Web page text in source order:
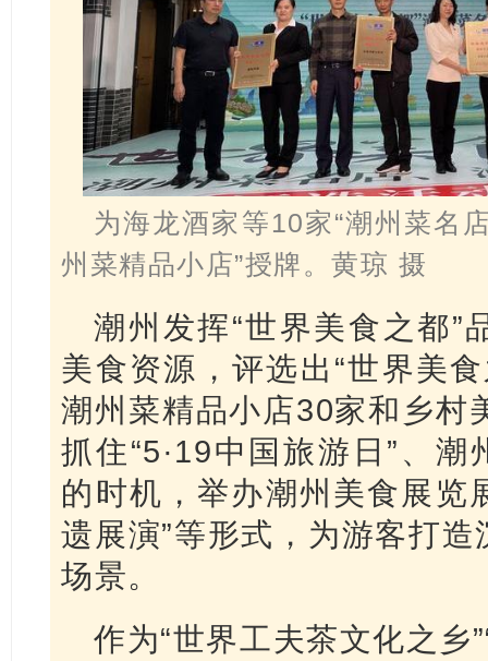
为海龙酒家等10家“潮州菜名
州菜精品小店”授牌。黄琼 摄
潮州发挥“世界美食之都”
美食资源，评选出“世界美
潮州菜精品小店30家和乡村
抓住“5·19中国旅游日”、潮
的时机，举办潮州美食展览
遗展演”等形式，为游客打
场景。
作为“世界工夫茶文化之乡